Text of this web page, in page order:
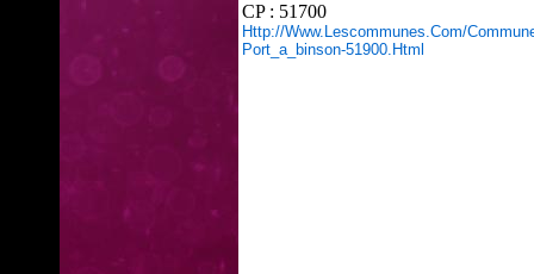
CP : 51700
Http://www.lescommunes.com/
Port_a_binson-51900.html